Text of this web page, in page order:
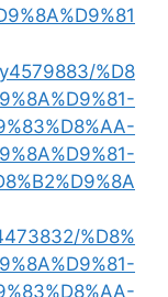
%D8
%D8%